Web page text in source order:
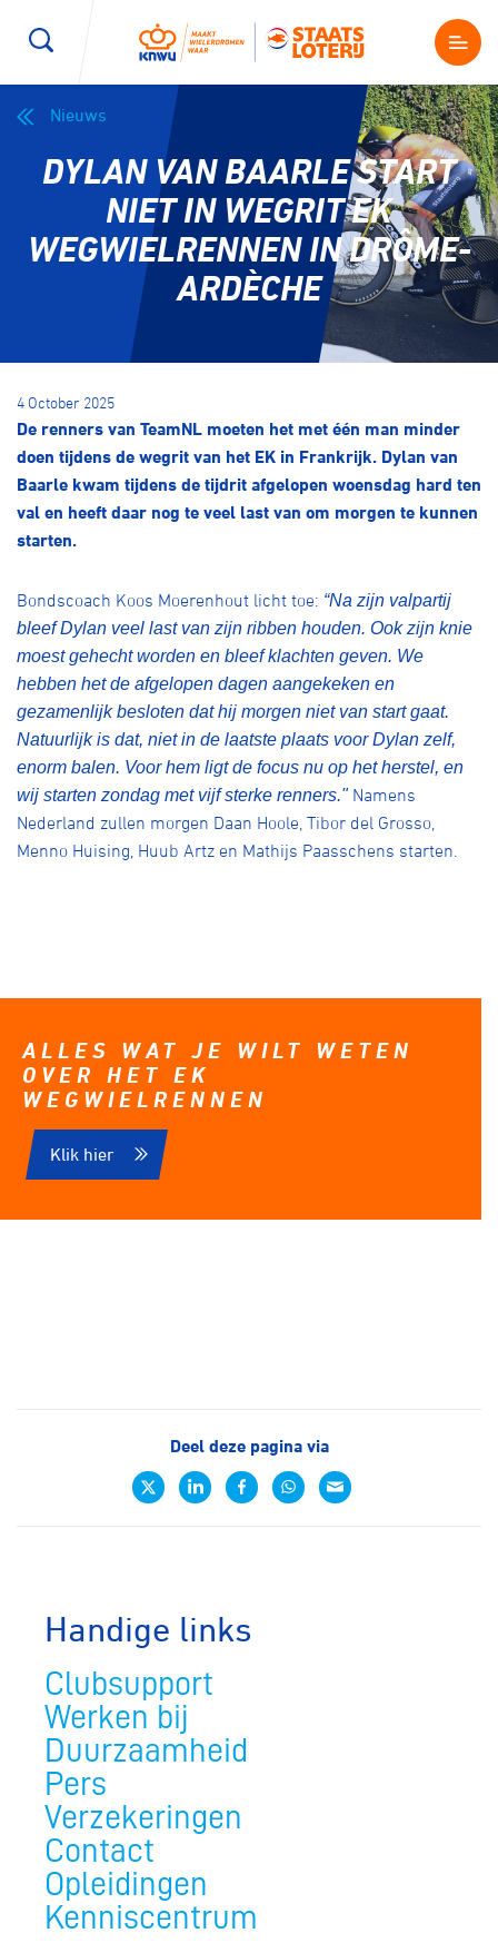
Kenniscentrum
Magazine
Shop
Producten en diensten
Contact
Over ons
Nieuws
DYLAN VAN BAARLE START
NIET IN WEGRIT EK
WEGWIELRENNEN IN DRÔME-
ARDÈCHE
4 October 2025
De renners van TeamNL moeten het met één man minder
doen tijdens de wegrit van het EK in Frankrijk. Dylan van
Baarle kwam tijdens de tijdrit afgelopen woensdag hard ten
val en heeft daar nog te veel last van om morgen te kunnen
starten.
Bondscoach Koos Moerenhout licht toe: “Na zijn valpartij
bleef Dylan veel last van zijn ribben houden. Ook zijn knie
moest gehecht worden en bleef klachten geven. We
hebben het de afgelopen dagen aangekeken en
gezamenlijk besloten dat hij morgen niet van start gaat.
Natuurlijk is dat, niet in de laatste plaats voor Dylan zelf,
enorm balen. Voor hem ligt de focus nu op het herstel, en
wij starten zondag met vijf sterke renners."Namens
Nederland zullen morgen Daan Hoole, Tibor del Grosso,
Menno Huising, Huub Artz en Mathijs Paasschens starten.
ALLES WAT JE WILT WETEN
OVER HET EK
WEGWIELRENNEN
Klik hier
Deel deze pagina via
Handige links
Clubsupport
Werken bij
Duurzaamheid
Pers
Verzekeringen
Contact
Opleidingen
Kenniscentrum
Wegwielrennen Mountainbiken
Kunstwielrijden ID-Cycling
Baanwielrennen Strandrace
BMX freestyle
Veldrijden Biketrial
Pumptrack